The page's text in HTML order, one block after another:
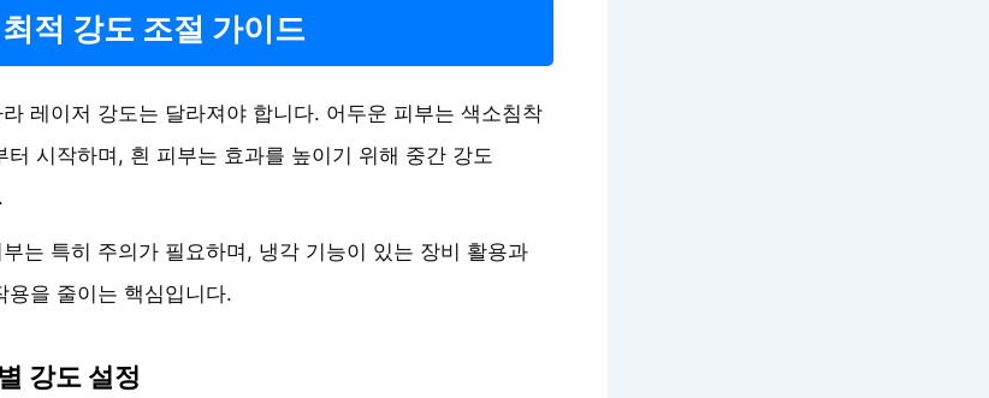
적 강도 조절 가이드
레이저 강도는 달라져야 합니다. 어두운 피부는 색소침착
터 시작하며, 흰 피부는 효과를 높이기 위해 중간 강도
는 특히 주의가 필요하며, 냉각 기능이 있는 장비 활용과
용을 줄이는 핵심입니다.
강도 설정